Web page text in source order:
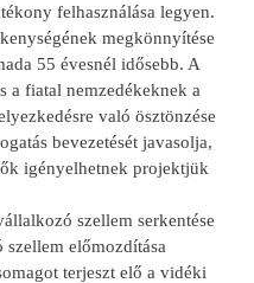
felhasználása legyen.
megkönnyítése
55 évesnél idősebb. A
a fiatal nemzedékeknek a
való ösztönzése
bevezetését javasolja,
igényelhetnek projektjük
szellem serkentése
előmozdítása
terjeszt elő a vidéki